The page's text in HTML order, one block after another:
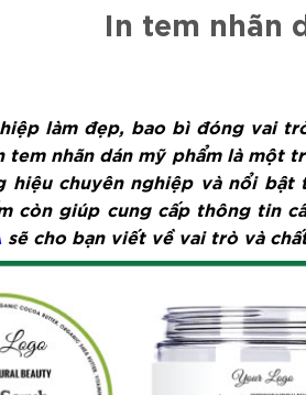
In tem nhãn
làm đẹp, bao bì đóng vai
tem nhãn dán mỹ phẩm là một
hiệu chuyên nghiệp và nổi
còn giúp cung cấp thông tin
sẽ cho bạn viết về vai trò và